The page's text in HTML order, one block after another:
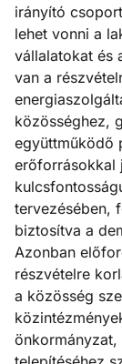
irányító
lehet vonni a
vállalatokat és
van a
közösséghez,
együttműködő
erőforrásokkal
tervezésében,
biztosítva a
Azonban
részvételre
a közösség
önkormányzat,